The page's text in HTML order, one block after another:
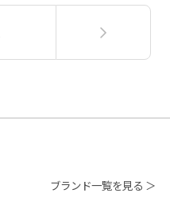
ブランド一覧を見る ＞